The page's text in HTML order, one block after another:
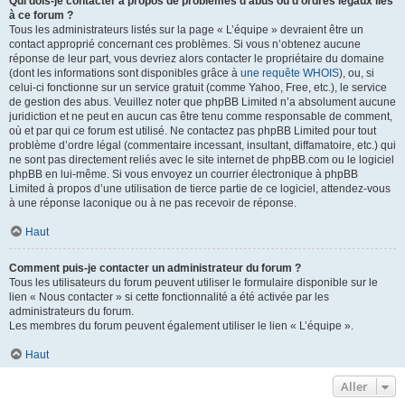
à ce forum ?
Tous les administrateurs listés sur la page « L’équipe » devraient être un
contact approprié concernant ces problèmes. Si vous n’obtenez aucune
réponse de leur part, vous devriez alors contacter le propriétaire du domaine
(dont les informations sont disponibles grâce à une requête WHOIS), ou, si
celui-ci fonctionne sur un service gratuit (comme Yahoo, Free, etc.), le service
de gestion des abus. Veuillez noter que phpBB Limited n’a absolument aucune
juridiction et ne peut en aucun cas être tenu comme responsable de comment,
où et par qui ce forum est utilisé. Ne contactez pas phpBB Limited pour tout
problème d’ordre légal (commentaire incessant, insultant, diffamatoire, etc.) qui
ne sont pas directement reliés avec le site internet de phpBB.com ou le logiciel
phpBB en lui-même. Si vous envoyez un courrier électronique à phpBB
Limited à propos d’une utilisation de tierce partie de ce logiciel, attendez-vous
à une réponse laconique ou à ne pas recevoir de réponse.
Haut
Comment puis-je contacter un administrateur du forum ?
Tous les utilisateurs du forum peuvent utiliser le formulaire disponible sur le
lien « Nous contacter » si cette fonctionnalité a été activée par les
administrateurs du forum.
Les membres du forum peuvent également utiliser le lien « L’équipe ».
Haut
Aller